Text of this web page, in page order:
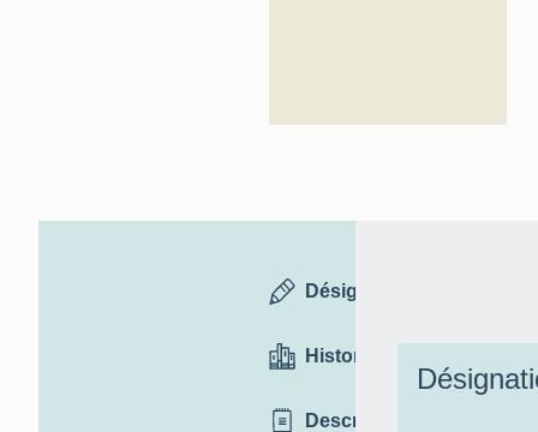
Désignation
Historique
Description